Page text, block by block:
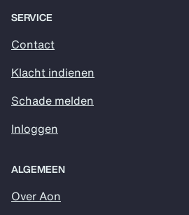
SERVICE
Contact
Klacht indienen
Schade melden
Inloggen
ALGEMEEN
Over Aon